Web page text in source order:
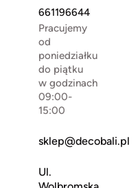
661196644
Pracujemy
od
poniedziałku
do piątku
w godzinach
09:00-
15:00
sklep@decobali.pl
Ul.